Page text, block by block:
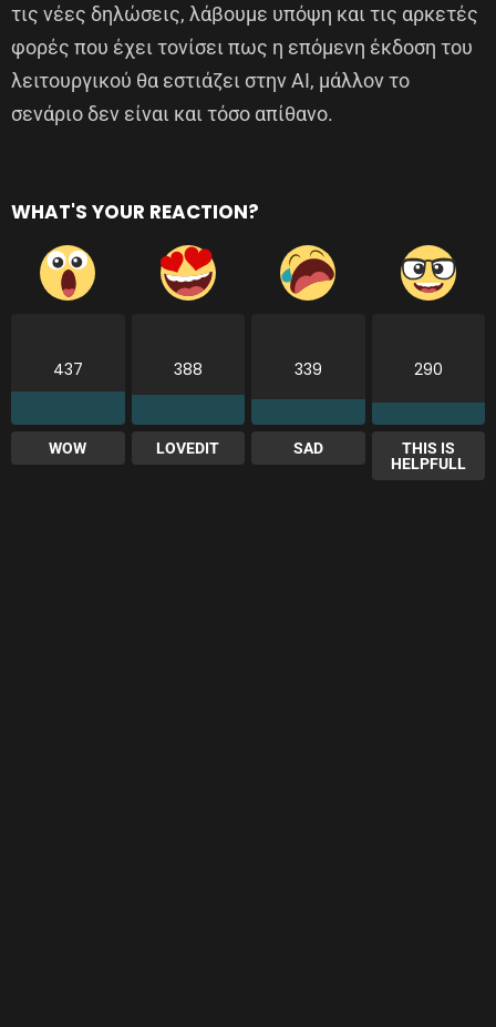
τις νέες δηλώσεις, λάβουμε υπόψη και τις αρκετές
φορές που έχει τονίσει πως η επόμενη έκδοση του
λειτουργικού θα εστιάζει στην AI, μάλλον το
σενάριο δεν είναι και τόσο απίθανο.
WHAT'S YOUR REACTION?
437
WOW
388
LOVEDIT
339
SAD
290
THIS IS
HELPFULL